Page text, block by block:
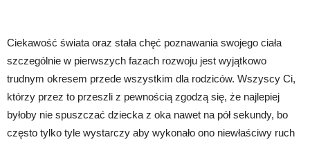
Ciekawość świata oraz stała chęć poznawania swojego ciała
szczególnie w pierwszych fazach rozwoju jest wyjątkowo
trudnym okresem przede wszystkim dla rodziców. Wszyscy Ci,
którzy przez to przeszli z pewnością zgodzą się, że najlepiej
byłoby nie spuszczać dziecka z oka nawet na pół sekundy, bo
często tylko tyle wystarczy aby wykonało ono niewłaściwy ruch